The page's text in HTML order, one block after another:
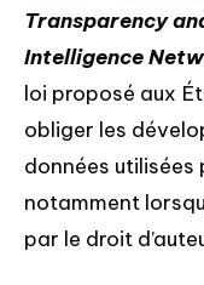
Transparency
Intelligence
loi proposé aux
obliger les
données utilisées
notamment
par le droit